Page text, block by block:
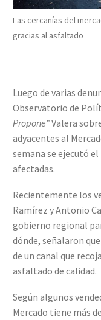
Las cercanías del
gracias al asfaltado
Luego de varias
Observatorio de
Propone”Valera
adyacentes al
semana se ejecutó
afectadas.
Recientemente los
Ramírez y Antonio
gobierno regional
dónde, señalaron
de un canal que
asfaltado de calidad.
Según algunos
Mercado tiene más